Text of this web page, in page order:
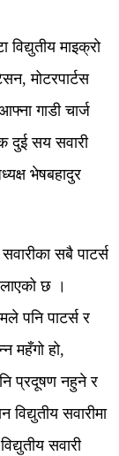
माइक्रो
मोटरपार्टस
गाडी चार्ज
दुई सय सवारी
भेषबहादुर
सबै पाटर्स
छ ।
पनि पाटर्स र
महँगो हो,
प्रदूषण नहुने र
सवारीमा
सवारी